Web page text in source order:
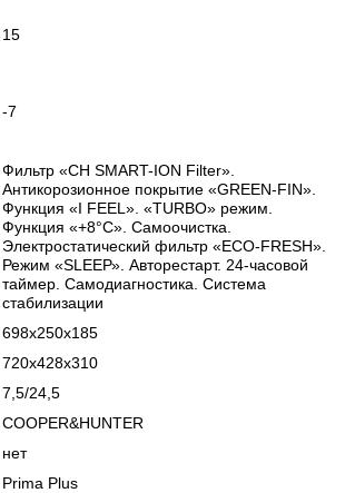
15
-7
Фильтр «CH SMART-ION Filter».
Антикорозионное покрытие «GREEN-FIN».
Функция «I FEEL». «TURBO» режим.
Функция «+8°С». Самоочистка.
Электростатический фильтр «ЕСО-FRESH».
Режим «SLЕЕР». Авторестарт. 24-часовой
таймер. Самодиагностика. Система
стабилизации
698х250x185
720x428x310
7,5/24,5
COOPER&HUNTER
нет
Prima Plus